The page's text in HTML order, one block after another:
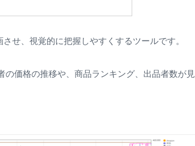
せ、視覚的に把握しやすくするツールです。
の価格の推移や、商品ランキング、出品者数が見